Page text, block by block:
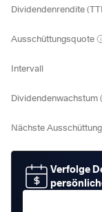
Dividendenrendite
Ausschüttungsquote
Intervall
Dividendenwachstum
Nächste Ausschüttung
Verfolge